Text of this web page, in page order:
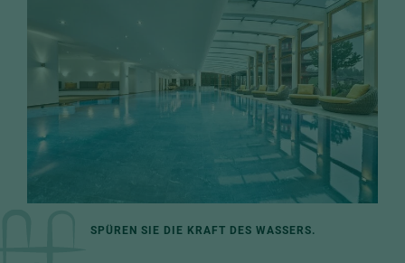
SPÜREN SIE DIE KRAFT DES WASSERS.